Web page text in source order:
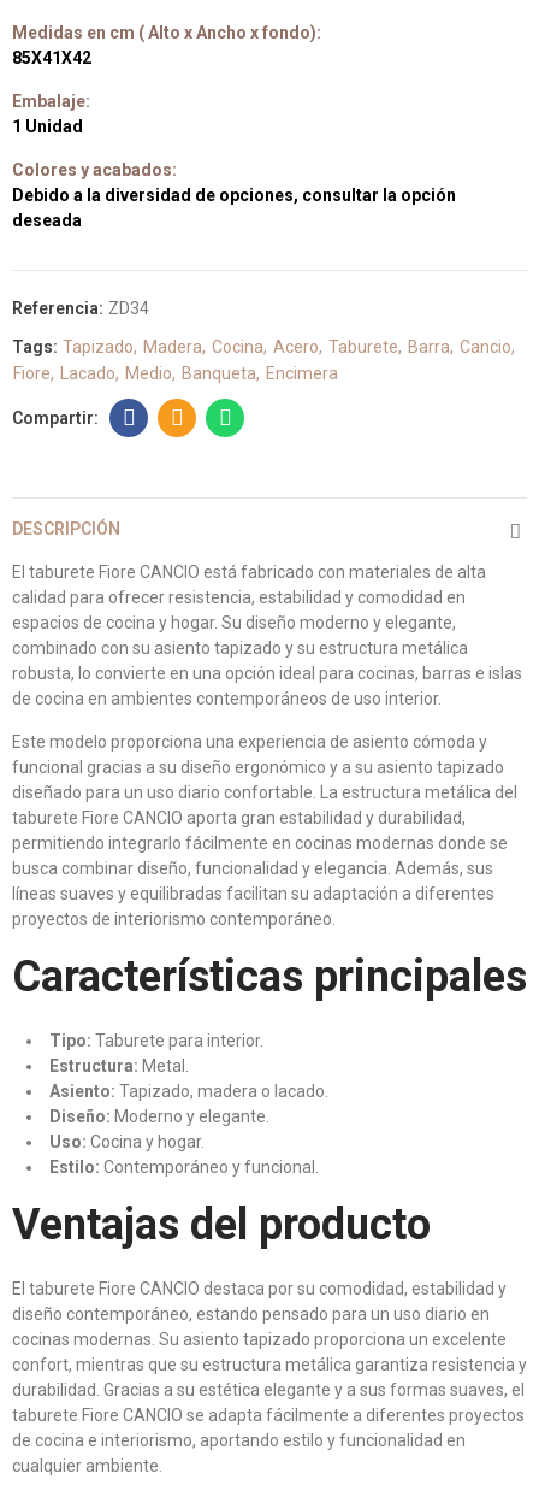
Medidas en cm ( Alto x Ancho x fondo):
85X41X42
Embalaje:
1 Unidad
Colores y acabados:
Debido a la diversidad de opciones, consultar la opción
deseada
Referencia: ZD34
Tags: Tapizado Madera Cocina Acero Taburete Barra Cancio
Fiore
Lacado Medio Banqueta Encimera
DESCRIPCIÓN
El taburete Fiore CANCIO está fabricado con materiales de alta
calidad para ofrecer resistencia, estabilidad y comodidad en
espacios de cocina y hogar. Su diseño moderno y elegante,
combinado con su asiento tapizado y su estructura metálica
robusta, lo convierte en una opción ideal para cocinas, barras e islas
de cocina en ambientes contemporáneos de uso interior.
Este modelo proporciona una experiencia de asiento cómoda y
funcional gracias a su diseño ergonómico y a su asiento tapizado
diseñado para un uso diario confortable. La estructura metálica del
taburete Fiore CANCIO aporta gran estabilidad y durabilidad,
permitiendo integrarlo fácilmente en cocinas modernas donde se
busca combinar diseño, funcionalidad y elegancia. Además, sus
líneas suaves y equilibradas facilitan su adaptación a diferentes
proyectos de interiorismo contemporáneo.
Características principales
Tipo: Taburete para interior.
Estructura: Metal.
Asiento: Tapizado, madera o lacado.
Diseño: Moderno y elegante.
Uso: Cocina y hogar.
Estilo: Contemporáneo y funcional.
Ventajas del producto
El taburete Fiore CANCIO destaca por su comodidad, estabilidad y
diseño contemporáneo, estando pensado para un uso diario en
cocinas modernas. Su asiento tapizado proporciona un excelente
confort, mientras que su estructura metálica garantiza resistencia y
durabilidad. Gracias a su estética elegante y a sus formas suaves, el
taburete Fiore CANCIO se adapta fácilmente a diferentes proyectos
de cocina e interiorismo, aportando estilo y funcionalidad en
cualquier ambiente.